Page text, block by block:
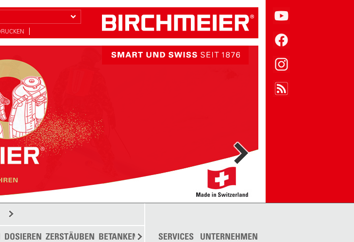
DOSIEREN ZERSTÄUBEN BETANKEN STREUEN WEITERE
SERVICES UNTERNEHMEN